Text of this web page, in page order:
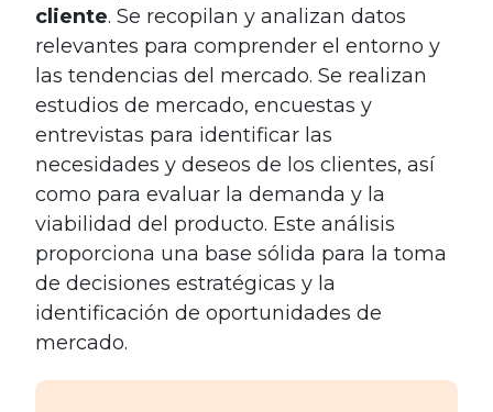
cliente. Se recopilan y analizan datos
relevantes para comprender el entorno y
las tendencias del mercado. Se realizan
estudios de mercado, encuestas y
entrevistas para identificar las
necesidades y deseos de los clientes, así
como para evaluar la demanda y la
viabilidad del producto. Este análisis
proporciona una base sólida para la toma
de decisiones estratégicas y la
identificación de oportunidades de
mercado.